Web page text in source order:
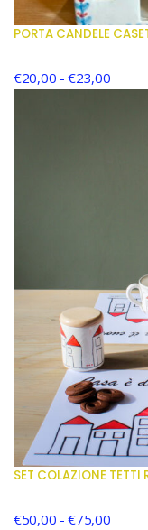
PORTA CANDELE
€20,00 - €23,00
SET COLAZIONE TETTI
€50,00 - €75,00